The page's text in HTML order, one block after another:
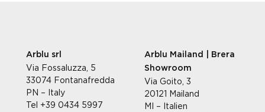
Arblu srl
Via Fossaluzza, 5
33074 Fontanafredda
PN – Italy
Tel +39 0434 5997
Arblu Mailand | Brera
Showroom
Via Goito, 3
20121 Mailand
MI – Italien